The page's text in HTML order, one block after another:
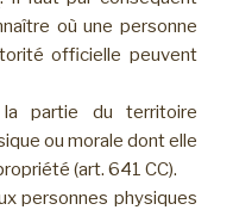
où une personne
officielle peuvent
partie du territoire
ou morale dont elle
(art. 641 CC).
personnes physiques